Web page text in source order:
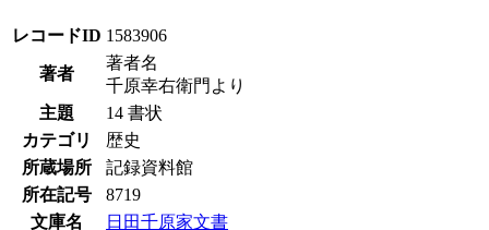
レコードID 1583906
著者
著者名
千原幸右衛門より
主題
14 書状
カテゴリ
歴史
所蔵場所
記録資料館
所在記号
8719
文庫名
日田千原家文書